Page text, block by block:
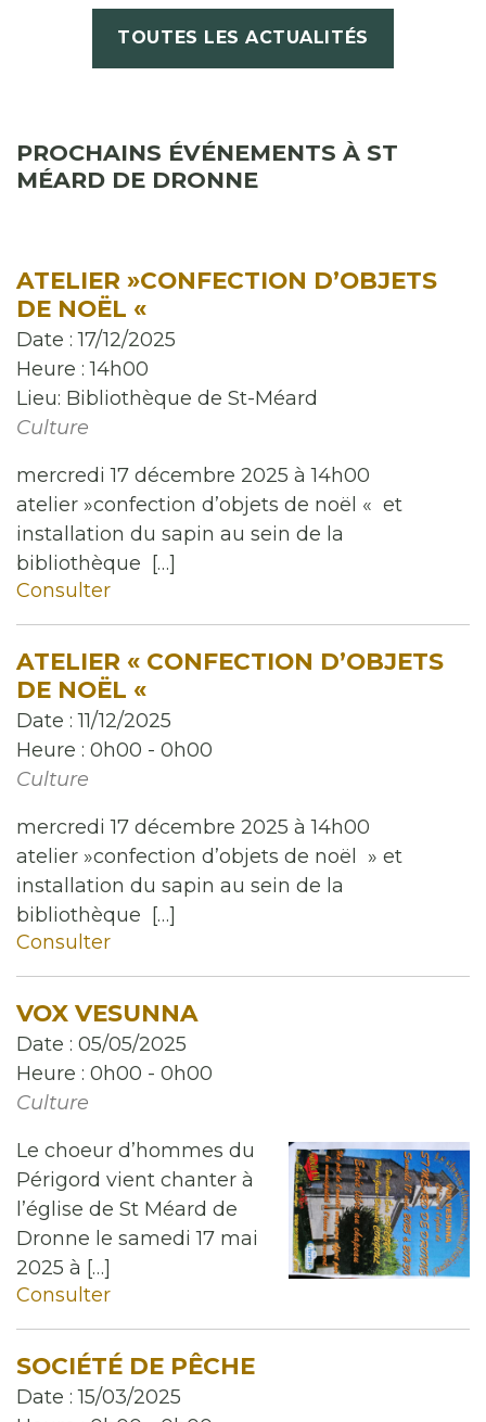
TOUTES LES ACTUALITÉS
PROCHAINS ÉVÉNEMENTS À ST
MÉARD DE DRONNE
ATELIER »CONFECTION D’OBJETS
DE NOËL «
Date :17/12/2025
Heure :14h00
Lieu: Bibliothèque de St-Méard
Culture
mercredi 17 décembre 2025 à 14h00
atelier »confection d’objets de noël « et
installation du sapin au sein de la
bibliothèque […]
Consulter
ATELIER « CONFECTION D’OBJETS
DE NOËL «
Date :11/12/2025
Heure : 0h00 - 0h00
Culture
mercredi 17 décembre 2025 à 14h00
atelier »confection d’objets de noël » et
installation du sapin au sein de la
bibliothèque […]
Consulter
VOX VESUNNA
Date : 05/05/2025
Heure : 0h00 - 0h00
Culture
Le choeur d’hommes du
Périgord vient chanter à
l’église de St Méard de
Dronne le samedi 17 mai
2025 à […]
Consulter
SOCIÉTÉ DE PÊCHE
Date :15/03/2025